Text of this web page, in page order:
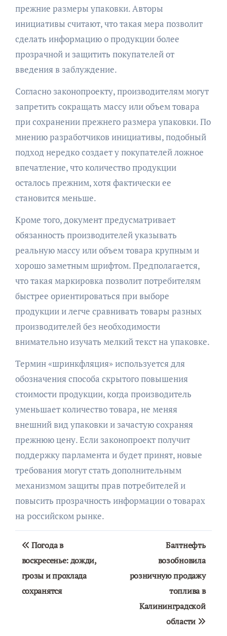
прежние размеры упаковки. Авторы
инициативы считают, что такая мера позволит
сделать информацию о продукции более
прозрачной и защитить покупателей от
введения в заблуждение.
Согласно законопроекту, производителям могут
запретить сокращать массу или объем товара
при сохранении прежнего размера упаковки. По
мнению разработчиков инициативы, подобный
подход нередко создает у покупателей ложное
впечатление, что количество продукции
осталось прежним, хотя фактически ее
становится меньше.
Кроме того, документ предусматривает
обязанность производителей указывать
реальную массу или объем товара крупным и
хорошо заметным шрифтом. Предполагается,
что такая маркировка позволит потребителям
быстрее ориентироваться при выборе
продукции и легче сравнивать товары разных
производителей без необходимости
внимательно изучать мелкий текст на упаковке.
Термин «шринкфляция» используется для
обозначения способа скрытого повышения
стоимости продукции, когда производитель
уменьшает количество товара, не меняя
внешний вид упаковки и зачастую сохраняя
прежнюю цену. Если законопроект получит
поддержку парламента и будет принят, новые
требования могут стать дополнительным
механизмом защиты прав потребителей и
повысить прозрачность информации о товарах
на российском рынке.
Навигация
по
записям
Погода в
воскресенье: дожди,
грозы и прохлада
сохранятся
Балтнефть
возобновила
розничную продажу
топлива в
Калининградской
области